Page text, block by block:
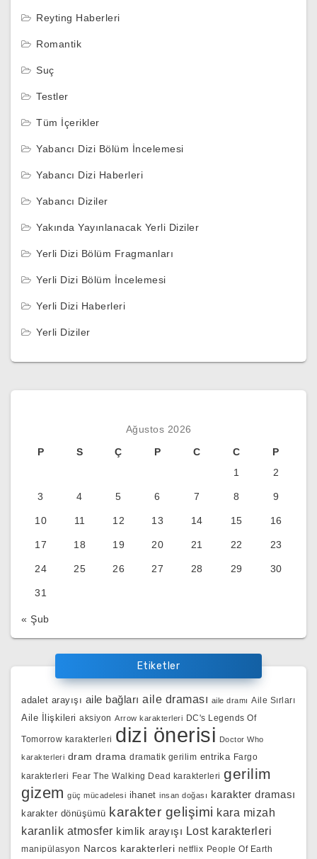
Reyting Haberleri
Romantik
Suç
Testler
Tüm İçerikler
Yabancı Dizi Bölüm İncelemesi
Yabancı Dizi Haberleri
Yabancı Diziler
Yakında Yayınlanacak Yerli Diziler
Yerli Dizi Bölüm Fragmanları
Yerli Dizi Bölüm İncelemesi
Yerli Dizi Haberleri
Yerli Diziler
Ağustos 2026
P
S Ç P C C
P
1
2
3 4 5 6 7 8 9
10 11 12 13 14 15 16
17 18 19 20 21 22 23
24 25 26 27 28 29 30
31
« Şub
Etiketler
adalet arayışı aile bağları aile draması aile dramı Aile Sırları
Aile İlişkileri aksiyon Arrow karakterleri DC's Legends Of
Tomorrow karakterleri dizi önerisi Doctor Who
karakterleri dram drama dramatik gerilim entrika Fargo
karakterleri Fear The Walking Dead karakterleri gerilim
gizem güç mücadelesi ihanet insan doğası karakter draması
karakter dönüşümü karakter gelişimi kara mizah
karanlik atmosfer kimlik arayışı Lost karakterleri
manipülasyon Narcos karakterleri netflix People Of Earth